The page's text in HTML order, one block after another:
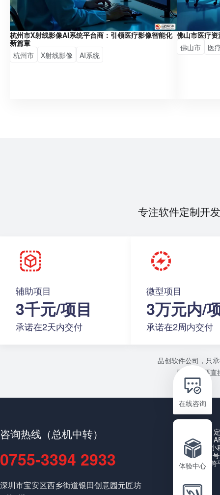
在线咨询
体验中心
杭州市X射线影像AI系统平台商：引领医疗影像智能化
新篇章
杭州市
X射线影像 AI系统
佛山市医疗
佛山市
医
专注软件定制开
辅助项目
3千元/项目
承诺在2天内交付
微型项目
3万元内/
承诺在2周内交付
品创软件公司，只
目或者需要
咨询热线（总机中转）
0755-3394 2933
深圳市宝安区西乡街道银田创意园元匠坊
公众